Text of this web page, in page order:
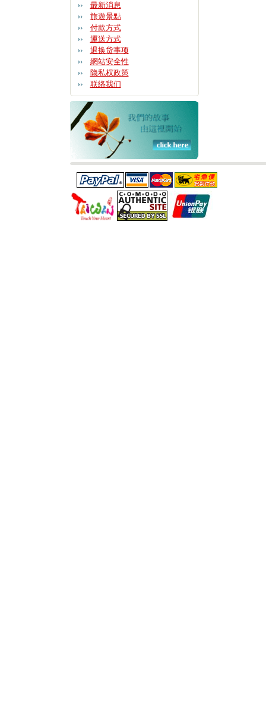
最新消息
旅遊景點
付款方式
運送方式
退换货事项
網站安全性
隐私权政策
联络我们